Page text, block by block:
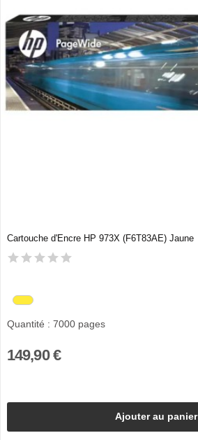
Cartouche d'Encre HP 973X (F6T83AE) Jaune
Quantité : 7000 pages
149,90 €
Ajouter au panier